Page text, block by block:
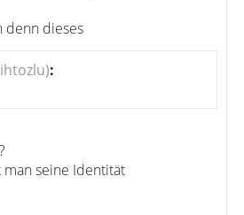
denn dieses
:
seine Identität